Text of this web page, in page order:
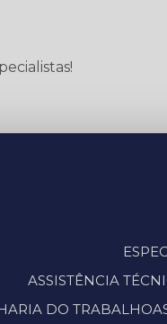
ASSISTÊNCIA
DO TRABALHO